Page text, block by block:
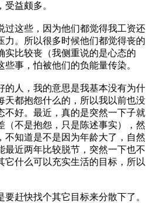
受益颇多。
过这些，因为他们都觉得我工资还
力。所以很多时候他们都觉得丧的
实比较丧（我侧重说的是心态的
事，怕被他们的负能量传染。
的人，我的意思是我基本没有为什
天都抱怨什么的，所以我以前也没
不好。最近，真的是突然一下子就
（不是抱怨，只是陈述事实），然
不知道是不是因为年龄大了，自然
最近两年比较脱节，突然一下也不
它什么可以充实生活的目标，所以
赶快找个其它目标来分散下了。